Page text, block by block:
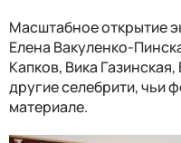
Масштабное открытие
Елена Вакуленко-
Капков, Вика
другие селебрити, чьи
материале.